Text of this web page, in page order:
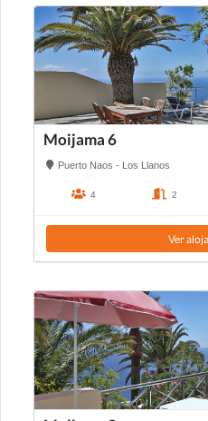
Moijama 6
Puerto Naos - Los Llanos
4 2
Ver